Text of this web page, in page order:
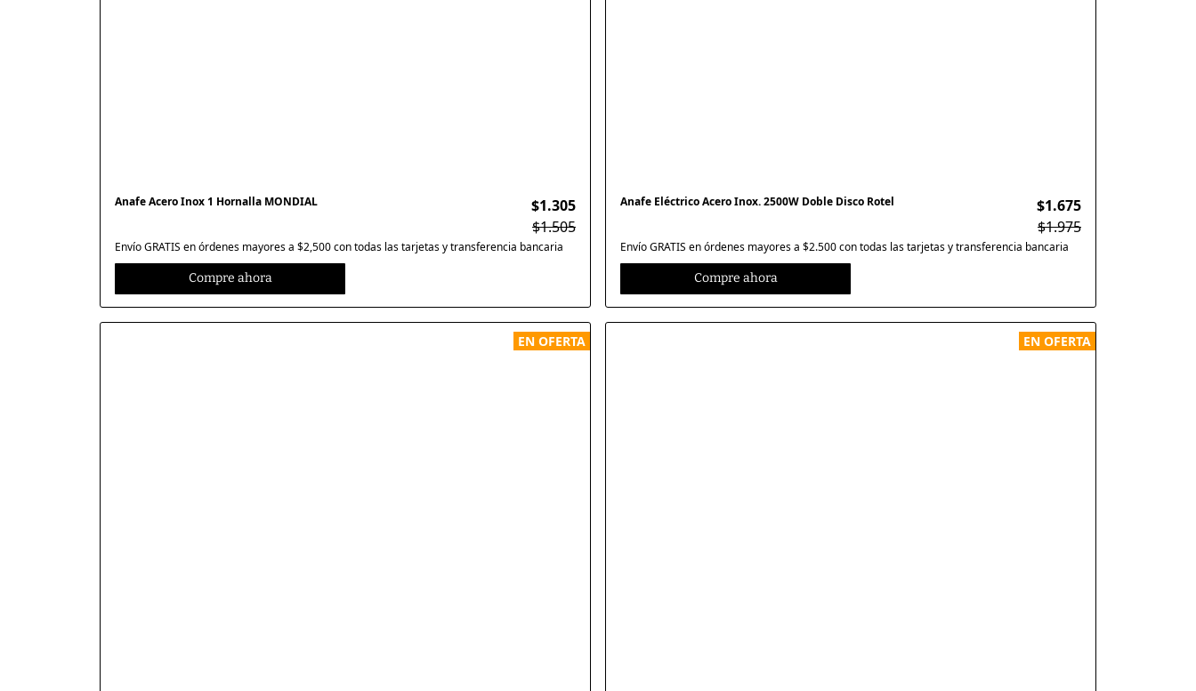
$1.305
$1.505
Anafe Acero Inox 1 Hornalla MONDIAL
Envío GRATIS en órdenes mayores a $2,500 con todas las tarjetas y transferencia bancaria
Compre ahora
$1.675
$1.975
Anafe Eléctrico Acero Inox. 2500W Doble Disco Rotel
Envío GRATIS en órdenes mayores a $2.500 con todas las tarjetas y transferencia bancaria
Compre ahora
EN OFERTA EN OFERTA